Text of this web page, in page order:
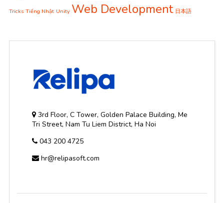
Tricks Tiếng Nhật Unity Web Development 日本語
3rd Floor, C Tower, Golden Palace Building, Me
Tri Street, Nam Tu Liem District, Ha Noi
043 200 4725
hr@relipasoft.com